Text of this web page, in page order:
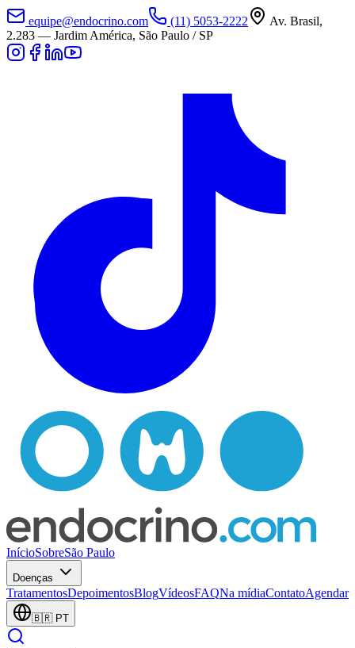
equipe@endocrino.com (11) 5053-2222
Av. Brasil,
2.283 — Jardim América, São Paulo / SP
InícioSobreSão Paulo
Doenças
TratamentosDepoimentosBlogVídeosFAQNa mídiaContatoAgendar
🇧🇷 PT